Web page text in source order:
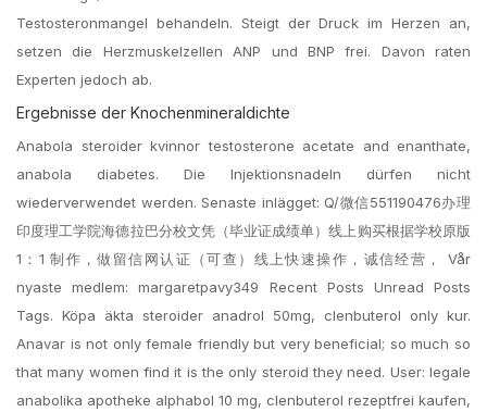
Testosteronmangel behandeln. Steigt der Druck im Herzen an,
setzen die Herzmuskelzellen ANP und BNP frei. Davon raten
Experten jedoch ab.
Ergebnisse der Knochenmineraldichte
Anabola steroider kvinnor testosterone acetate and enanthate,
anabola diabetes. Die Injektionsnadeln dürfen nicht
wiederverwendet werden. Senaste inlägget: Q/微信551190476办理
印度理工学院海德拉巴分校文凭（毕业证成绩单）线上购买根据学校原版
1：1 制作，做留信网认证（可查）线上快速操作，诚信经营， Vår
nyaste medlem: margaretpavy349 Recent Posts Unread Posts
Tags. Köpa äkta steroider anadrol 50mg, clenbuterol only kur.
Anavar is not only female friendly but very beneficial; so much so
that many women find it is the only steroid they need. User: legale
anabolika apotheke alphabol 10 mg, clenbuterol rezeptfrei kaufen,